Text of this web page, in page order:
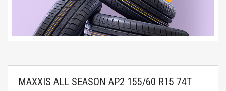
MAXXIS ALL SEASON AP2 155/60 R15 74T